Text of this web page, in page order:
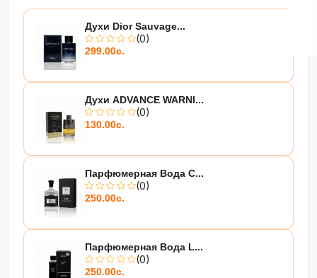
Духи Dior Sauvage...
(0)
299.00с.
Духи ADVANCE WARNI...
(0)
130.00с.
Парфюмерная Вода C...
(0)
250.00с.
Парфюмерная Вода L...
(0)
250.00с.